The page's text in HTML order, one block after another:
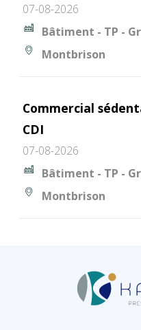
07-08-2026
Bâtiment - TP -
Montbrison
Commercial
CDI
07-08-2026
Bâtiment - TP -
Montbrison